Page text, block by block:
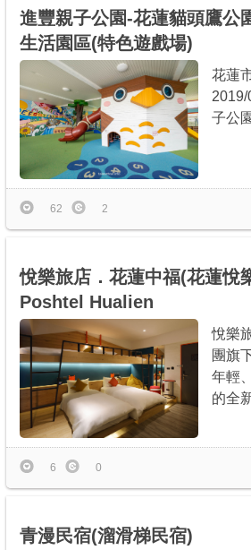
進豐親子公園-花蓮貓頭鷹公
生活園區(特色遊戲場)
花蓮
2019/
子公
62 2
悅樂旅店．花蓮中福(花蓮悅
Poshtel Hualien
悅樂
團旗
年輕
的全
6 0
青漫民宿(溜滑梯民宿)